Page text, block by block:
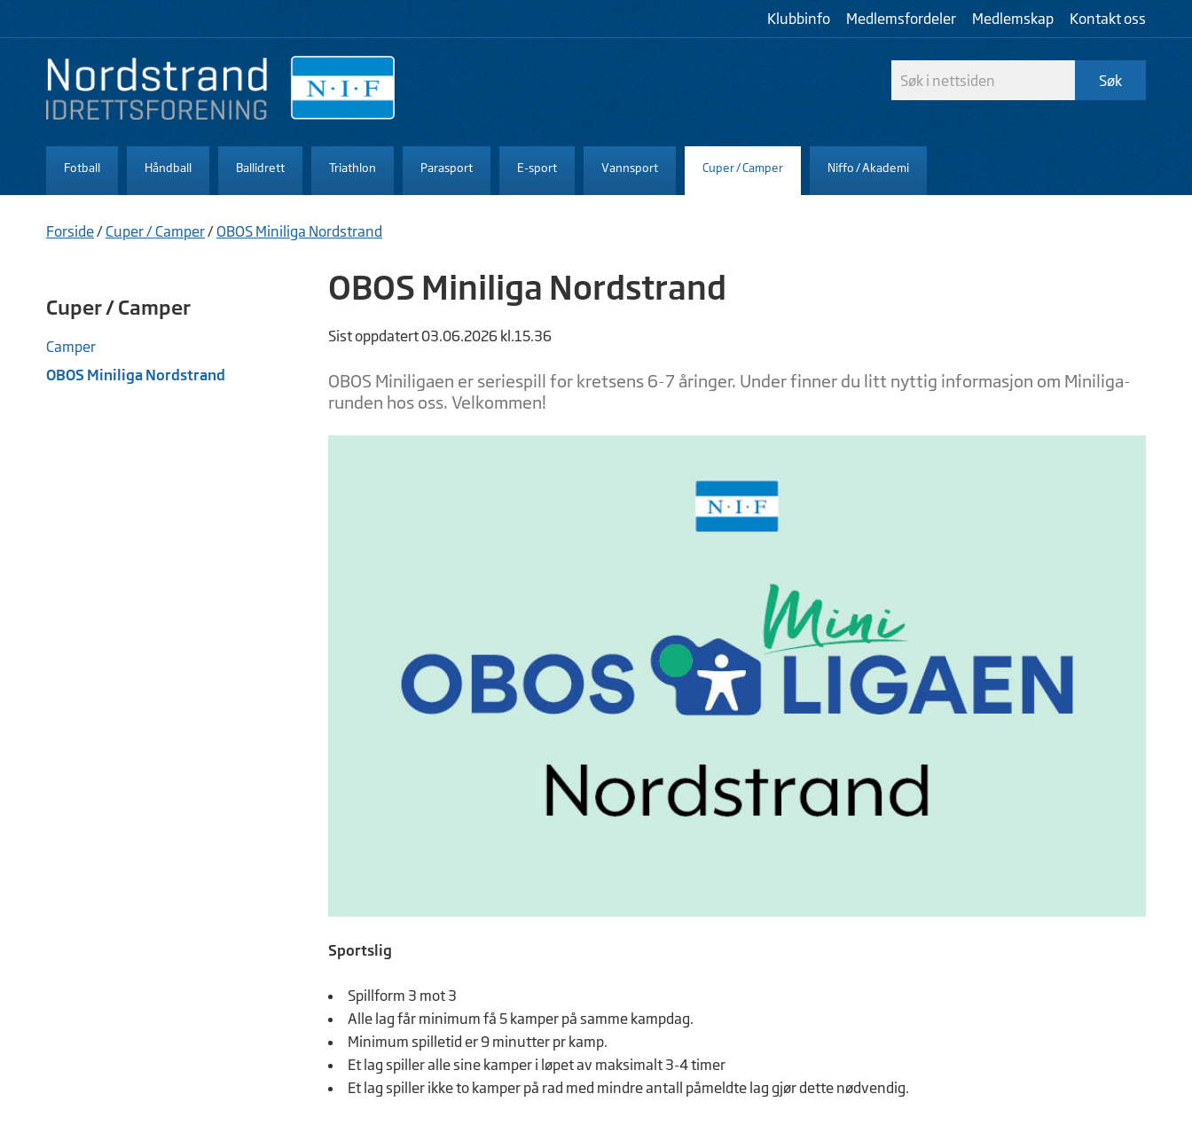
Klubbinfo Medlemsfordeler Medlemskap Kontakt oss
Fotball Håndball Ballidrett Triathlon Parasport E-sport Vannsport Cuper / Camper Niffo / Akademi
Forside/Cuper / Camper/OBOS Miniliga Nordstrand
Cuper / Camper
Camper
OBOS Miniliga Nordstrand
OBOS Miniliga Nordstrand
Sist oppdatert 03.06.2026 kl.15.36
OBOS Miniligaen er seriespill for kretsens 6-7 åringer. Under finner du litt nyttig informasjon om Miniliga-
runden hos oss. Velkommen!
Sportslig
Spillform 3 mot 3
Alle lag får minimum få 5 kamper på samme kampdag.
Minimum spilletid er 9 minutter pr kamp.
Et lag spiller alle sine kamper i løpet av maksimalt 3-4 timer
Et lag spiller ikke to kamper på rad med mindre antall påmeldte lag gjør dette nødvendig.